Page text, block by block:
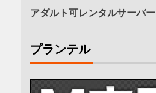
アダルト可レンタルサーバー
プランテル